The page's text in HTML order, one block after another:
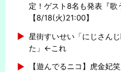
定！ゲスト8名も発表『歌
【8/18(火)21:00】
星街すいせい「にじさん
た」←これ
【遊んでるニコ】虎金妃